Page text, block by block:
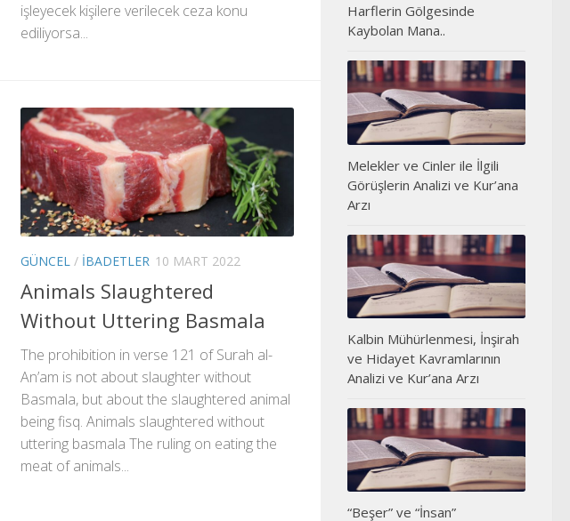
işleyecek kişilere verilecek ceza konu
ediliyorsa...
GÜNCEL / İBADETLER 10 MART 2022
Animals Slaughtered
Without Uttering Basmala
The prohibition in verse 121 of Surah al-
An’am is not about slaughter without
Basmala, but about the slaughtered animal
being fisq. Animals slaughtered without
uttering basmala The ruling on eating the
meat of animals...
Harflerin Gölgesinde
Kaybolan Mana..
Melekler ve Cinler ile İlgili
Görüşlerin Analizi ve Kur’ana
Arzı
Kalbin Mühürlenmesi, İnşirah
ve Hidayet Kavramlarının
Analizi ve Kur’ana Arzı
“Beşer” ve “İnsan”